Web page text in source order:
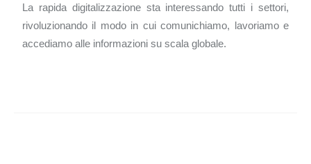
La rapida digitalizzazione sta interessando tutti i settori,
rivoluzionando il modo in cui comunichiamo, lavoriamo e
accediamo alle informazioni su scala globale.